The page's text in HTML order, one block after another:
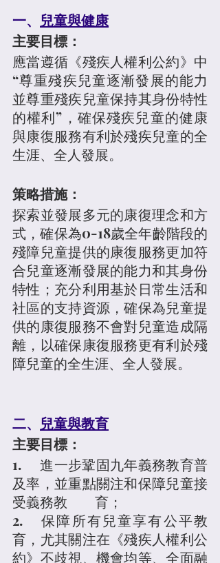
一、 兒童與健康
主要目標：
應當遵循《殘疾人權利公約》中
“尊重殘疾兒童逐漸發展的能力
並尊重殘疾兒童保持其身份特性
的權利”，確保殘疾兒童的健康
與康復服務有利於殘疾兒童的全
生涯、全人發展。
策略措施：
探索並發展多元的康復理念和方
式，確保為0-18歲全年齡階段的
殘障兒童提供的康復服務更加符
合兒童逐漸發展的能力和其身份
特性；充分利用基於日常生活和
社區的支持資源，確保為兒童提
供的康復服務不會對兒童造成隔
離，以確保康復服務更有利於殘
障兒童的全生涯、全人發展。
二、 兒童與教育
主要目標：
1.	進一步鞏固九年義務教育普
及率，並重點關注和保障兒童接
受義務教	育；
2.	保障所有兒童享有公平教
育，尤其關注在《殘疾人權利公
約》不歧視、機會均等、全面融